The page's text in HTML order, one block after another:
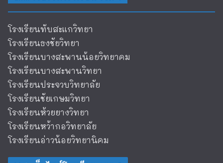
โรงเรียนทับสะแกวิทยา
โรงเรียนธงชัยวิทยา
โรงเรียนบางสะพานน้อยวิทยาคม
โรงเรียนบางสะพานวิทยา
โรงเรียนประจวบวิทยาลัย
โรงเรียนชัยเกษมวิทยา
โรงเรียนห้วยยางวิทยา
โรงเรียนหว้ากอวิทยาลัย
โรงเรียนอ่าวน้อยวิทยานิคม